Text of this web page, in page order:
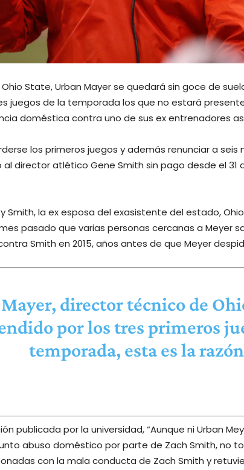
State, Urban Mayer se quedará sin goce de
juegos de la temporada los que no estará
doméstica contra uno de sus ex entrenadores
los primeros juegos y además renunciar a seis
director atlético Gene Smith sin pago desde el 31
Smith, la ex esposa del exasistente del estado,
pasado que varias personas cercanas a Meyer
Smith en 2015, años antes de que Meyer
director técnico de
por los tres primeros
temporada, esta es la
publicada por la universidad, “Aunque ni Urban
abuso doméstico por parte de Zach Smith, no
con la mala conducta de Zach Smith y